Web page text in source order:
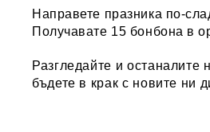
Направете празника по-
Получавате 15 бонбона в
Разгледайте и останалите
бъдете в крак с новите ни